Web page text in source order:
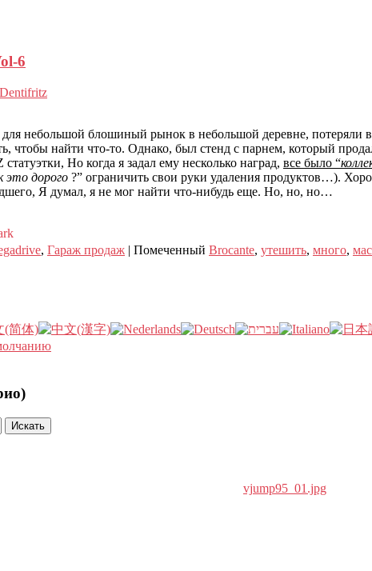
6
Dentifritz
для небольшой блошиный рынок в небольшой деревне, потеряли
чтобы найти что-то. Однако, был стенд с парнем, который
Но когда я задал ему несколько наград, все было “
это дорого ?” ограничить свои руки удаления продуктов…).
Я думал, я не мог найти что-нибудь еще. Но, но, но…
, Гараж продаж | Помеченный Brocante, утешить, много,